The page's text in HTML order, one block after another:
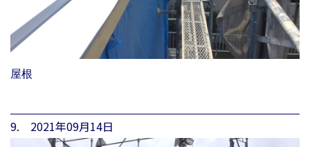
屋根
9. 2021年09月14日